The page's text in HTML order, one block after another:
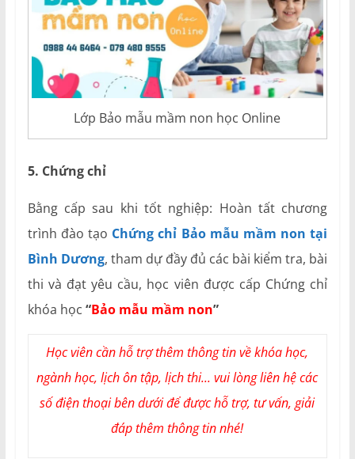
Lớp Bảo mẫu mầm non học Online
5. Chứng chỉ
Bằng cấp sau khi tốt nghiệp: Hoàn tất chương
trình đào tạo Chứng chỉ Bảo mẫu mầm non tại
Bình Dương, tham dự đầy đủ các bài kiểm tra, bài
thi và đạt yêu cầu, học viên được cấp Chứng chỉ
khóa học “Bảo mẫu mầm non”
Học viên cần hỗ trợ thêm thông tin về khóa học,
ngành học, lịch ôn tập, lịch thi... vui lòng liên hệ các
số điện thoại bên dưới để được hỗ trợ, tư vấn, giải
đáp thêm thông tin nhé!